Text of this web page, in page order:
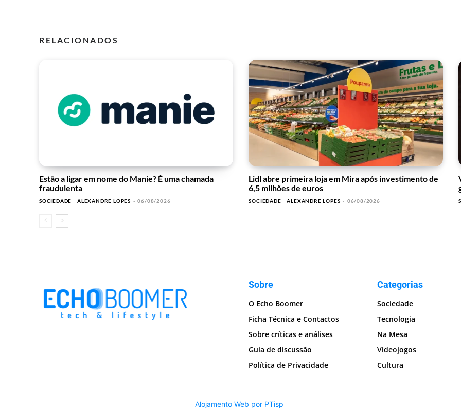
RELACIONADOS
Estão a ligar em nome do Manie? É uma chamada
fraudulenta
SOCIEDADE ALEXANDRE LOPES - 06/08/2026
Lidl abre primeira loja em Mira após investimento de
6,5 milhões de euros
SOCIEDADE ALEXANDRE LOPES - 06/08/2026
Sobre
O Echo Boomer
Ficha Técnica e Contactos
Sobre críticas e análises
Guia de discussão
Política de Privacidade
Categorias
Sociedade
Tecnologia
Na Mesa
Videojogos
Cultura
Alojamento Web por PTisp